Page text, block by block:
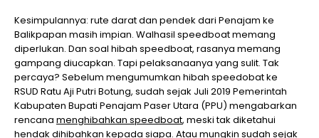
Kesimpulannya: rute darat dan pendek dari Penajam ke
Balikpapan masih impian. Walhasil speedboat memang
diperlukan. Dan soal hibah speedboat, rasanya memang
gampang diucapkan. Tapi pelaksanaanya yang sulit. Tak
percaya? Sebelum mengumumkan hibah speedobat ke
RSUD Ratu Aji Putri Botung, sudah sejak Juli 2019 Pemerintah
Kabupaten Bupati Penajam Paser Utara (PPU) mengabarkan
rencana menghibahkan speedboat, meski tak diketahui
hendak dihibahkan kepada siapa. Atau mungkin sudah sejak